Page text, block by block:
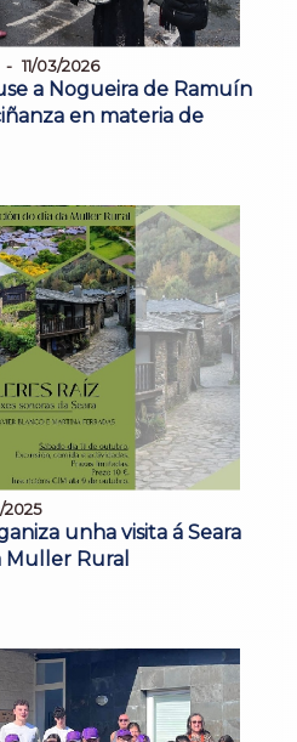
11/03/2026
a Nogueira de Ramuín
en materia de
2025
unha visita á Seara
Muller Rural